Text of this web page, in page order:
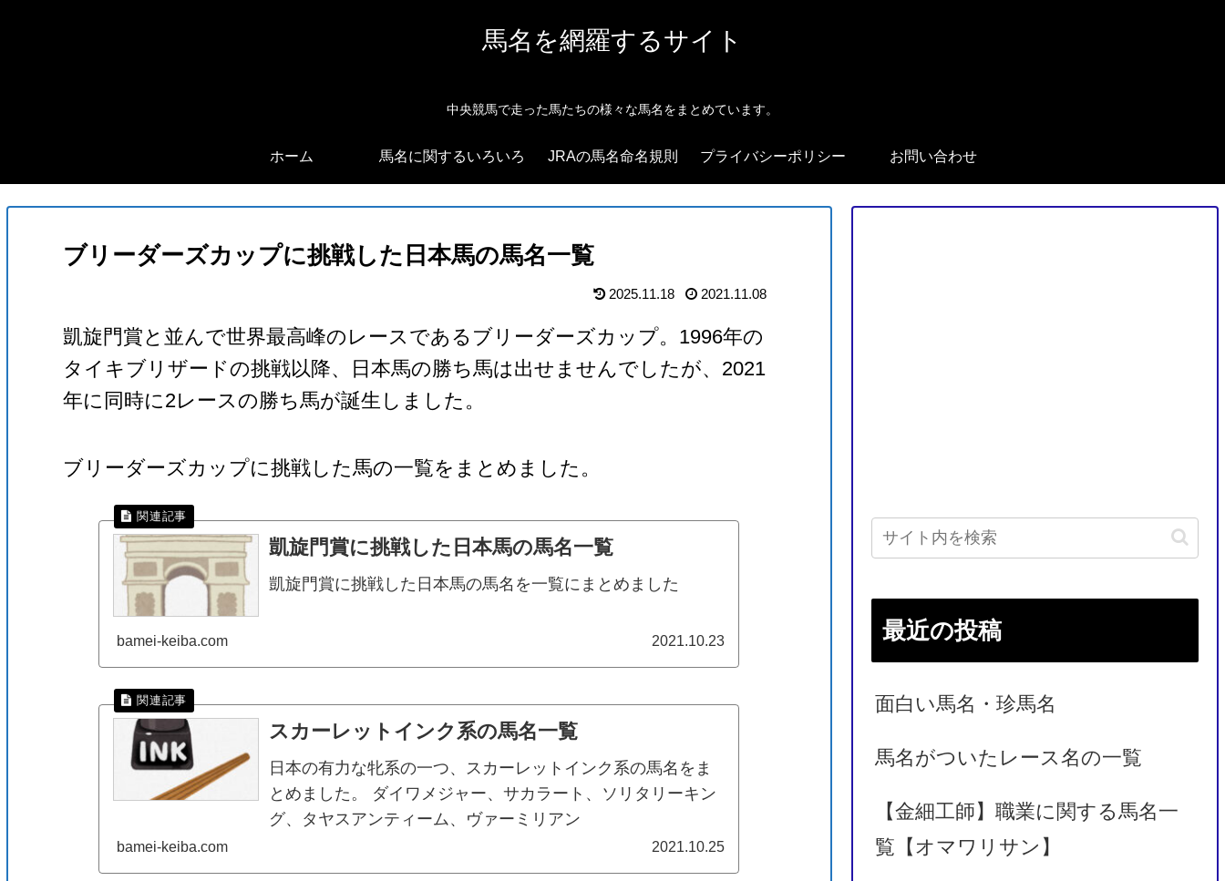
馬名を網羅するサイト
中央競馬で走った馬たちの様々な馬名をまとめています。
ホーム 馬名に関するいろいろ JRAの馬名命名規則 プライバシーポリシー お問い合わせ
ブリーダーズカップに挑戦した日本馬の馬名一覧
2025.11.18 2021.11.08
凱旋門賞と並んで世界最高峰のレースであるブリーダーズカップ。1996年の
タイキブリザードの挑戦以降、日本馬の勝ち馬は出せませんでしたが、2021
年に同時に2レースの勝ち馬が誕生しました。
ブリーダーズカップに挑戦した馬の一覧をまとめました。
凱旋門賞に挑戦した日本馬の馬名一覧
凱旋門賞に挑戦した日本馬の馬名を一覧にまとめました
bamei-keiba.com 2021.10.23
スカーレットインク系の馬名一覧
日本の有力な牝系の一つ、スカーレットインク系の馬名をま
とめました。 ダイワメジャー、サカラート、ソリタリーキン
グ、タヤスアンティーム、ヴァーミリアン
bamei-keiba.com 2021.10.25
最近の投稿
面白い馬名・珍馬名
馬名がついたレース名の一覧
【金細工師】職業に関する馬名一
覧【オマワリサン】